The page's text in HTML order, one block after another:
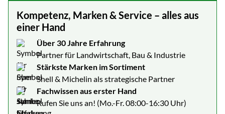
Kompetenz, Marken & Service – alles aus
einer Hand
Über 30 Jahre Erfahrung
Partner für Landwirtschaft, Bau & Industrie
Stärkste Marken im Sortiment
Shell & Michelin als strategische Partner
Fachwissen aus erster Hand
Rufen Sie uns an! (Mo.-Fr. 08:00-16:30 Uhr)